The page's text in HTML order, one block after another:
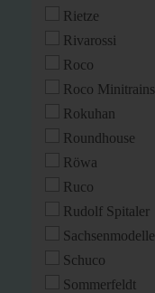
Rietze
Rivarossi
Roco
Roco Minitrains
Rokuhan
Roundhouse
Röwa
Ruco
Rudolf Spitaler
Sachsenmodelle
Schuco
Sommerfeldt